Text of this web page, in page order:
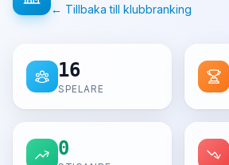
← Tillbaka till klubbranking
16
SPELARE
0